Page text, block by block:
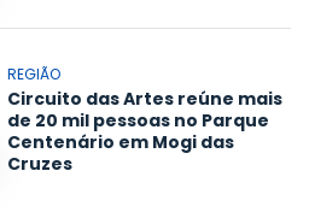
REGIÃO
Circuito das Artes reúne mais
de 20 mil pessoas no Parque
Centenário em Mogi das
Cruzes